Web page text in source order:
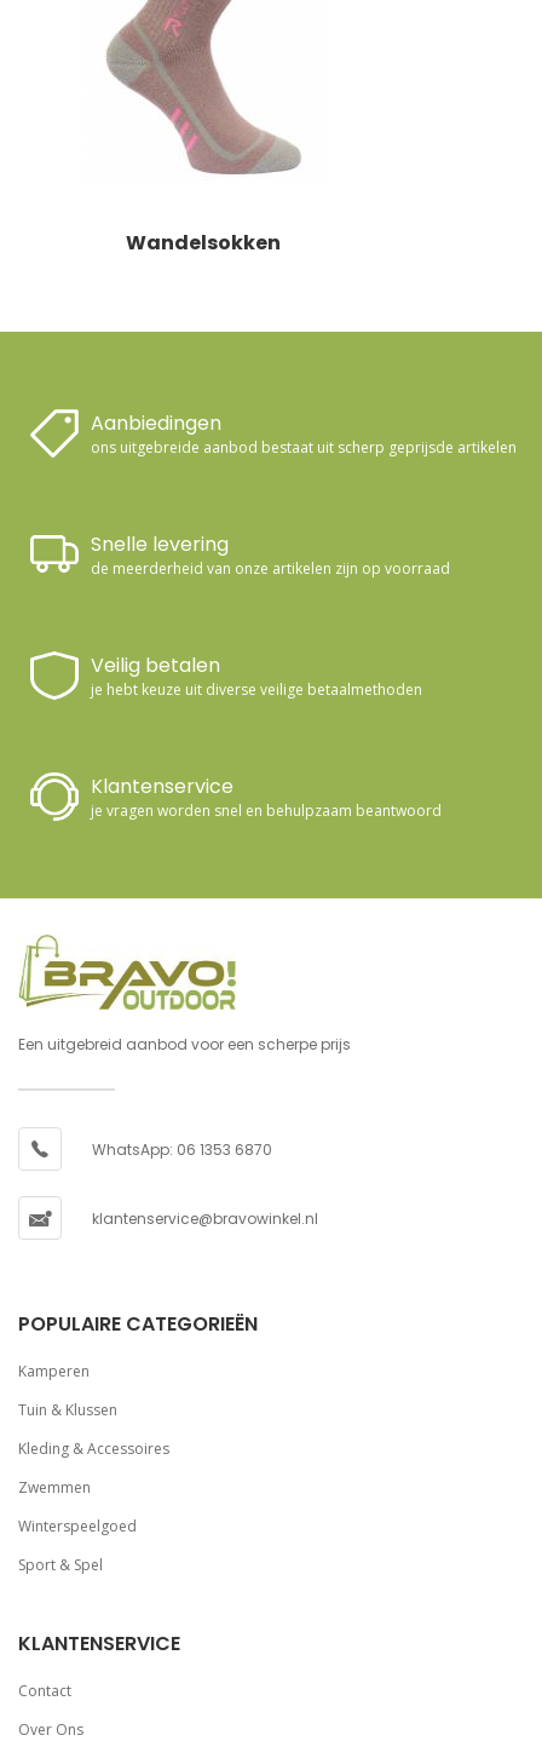
Wandelsokken
Aanbiedingen
ons uitgebreide aanbod bestaat uit scherp geprijsde artikelen
Snelle levering
de meerderheid van onze artikelen zijn op voorraad
Veilig betalen
je hebt keuze uit diverse veilige betaalmethoden
Klantenservice
je vragen worden snel en behulpzaam beantwoord
Een uitgebreid aanbod voor een scherpe prijs
WhatsApp: 06 1353 6870
klantenservice@bravowinkel.nl
POPULAIRE CATEGORIEËN
Kamperen
Tuin & Klussen
Kleding & Accessoires
Zwemmen
Winterspeelgoed
Sport & Spel
KLANTENSERVICE
Contact
Over Ons